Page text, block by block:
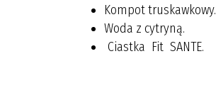
Kompot truskawkowy.
Woda z cytryną.
Ciastka Fit SANTE.